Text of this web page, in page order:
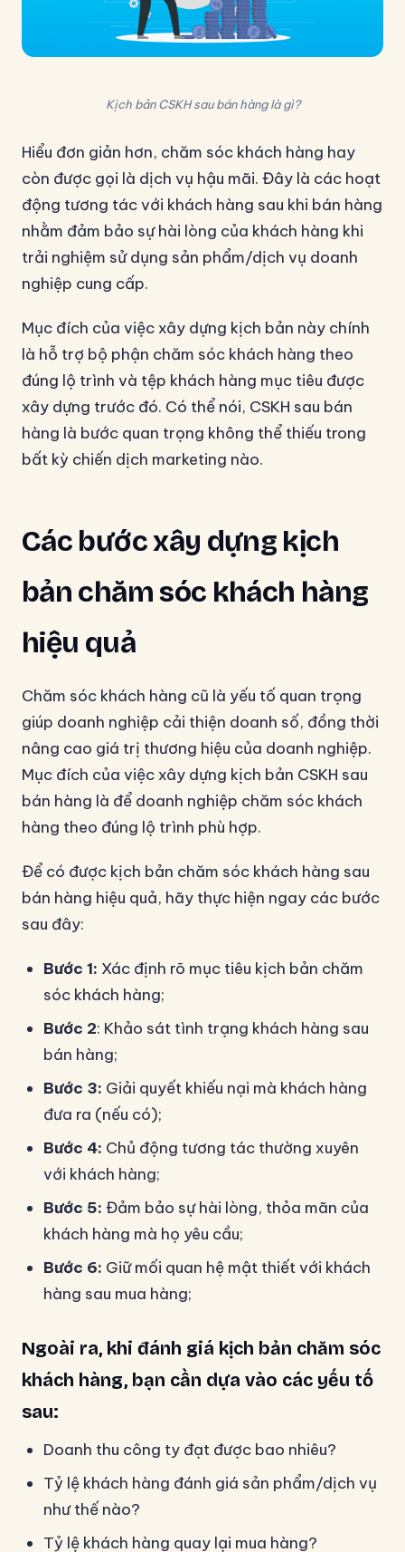
Kịch bản CSKH sau bán hàng là gì?
Hiểu đơn giản hơn, chăm sóc khách hàng hay
còn được gọi là dịch vụ hậu mãi. Đây là các hoạt
động tương tác với khách hàng sau khi bán hàng
nhằm đảm bảo sự hài lòng của khách hàng khi
trải nghiệm sử dụng sản phẩm/dịch vụ doanh
nghiệp cung cấp.
Mục đích của việc xây dựng kịch bản này chính
là hỗ trợ bộ phận chăm sóc khách hàng theo
đúng lộ trình và tệp khách hàng mục tiêu được
xây dựng trước đó. Có thể nói, CSKH sau bán
hàng là bước quan trọng không thể thiếu trong
bất kỳ chiến dịch marketing nào.
Các bước xây dựng kịch
bản chăm sóc khách hàng
hiệu quả
Chăm sóc khách hàng cũ là yếu tố quan trọng
giúp doanh nghiệp cải thiện doanh số, đồng thời
nâng cao giá trị thương hiệu của doanh nghiệp.
Mục đích của việc xây dựng kịch bản CSKH sau
bán hàng là để doanh nghiệp chăm sóc khách
hàng theo đúng lộ trình phù hợp.
Để có được kịch bản chăm sóc khách hàng sau
bán hàng hiệu quả, hãy thực hiện ngay các bước
sau đây:
Bước 1: Xác định rõ mục tiêu kịch bản chăm
sóc khách hàng;
Bước 2: Khảo sát tình trạng khách hàng sau
bán hàng;
Bước 3: Giải quyết khiếu nại mà khách hàng
đưa ra (nếu có);
Bước 4: Chủ động tương tác thường xuyên
với khách hàng;
Bước 5: Đảm bảo sự hài lòng, thỏa mãn của
khách hàng mà họ yêu cầu;
Bước 6: Giữ mối quan hệ mật thiết với khách
hàng sau mua hàng;
Ngoài ra, khi đánh giá kịch bản chăm sóc
khách hàng, bạn cần dựa vào các yếu tố
sau:
Doanh thu công ty đạt được bao nhiêu?
Tỷ lệ khách hàng đánh giá sản phẩm/dịch vụ
như thế nào?
Tỷ lệ khách hàng quay lại mua hàng?